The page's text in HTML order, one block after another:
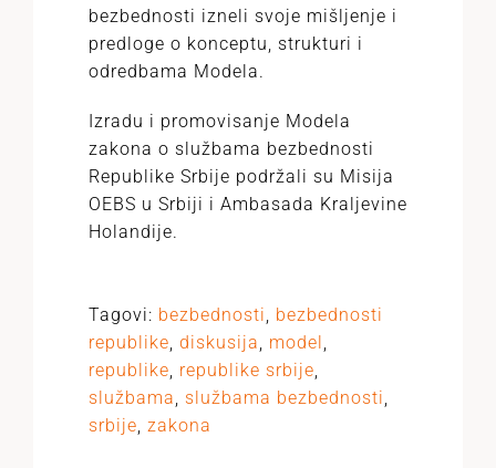
bezbednosti izneli svoje mišljenje i
predloge o konceptu, strukturi i
odredbama Modela.
Izradu i promovisanje Modela
zakona o službama bezbednosti
Republike Srbije podržali su Misija
OEBS u Srbiji i Ambasada Kraljevine
Holandije.
Tagovi: bezbednosti, bezbednosti
republike, diskusija, model,
republike, republike srbije,
službama, službama bezbednosti,
srbije, zakona